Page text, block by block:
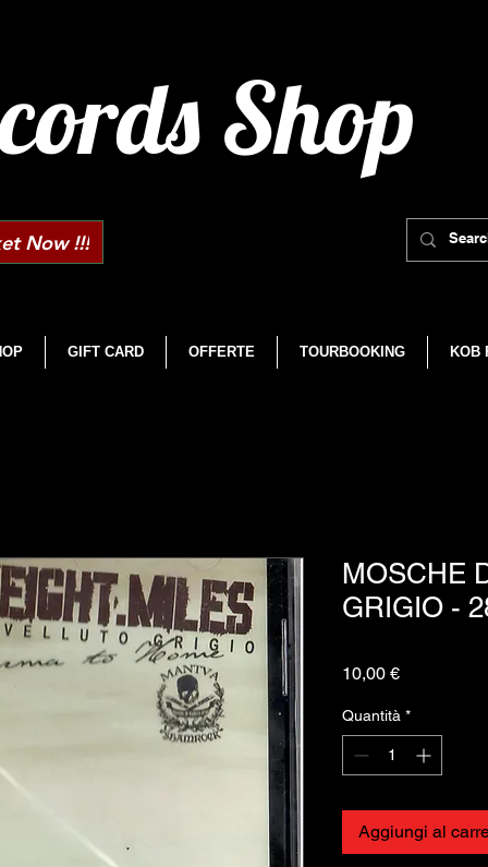
Shop
Now !!!
GIFT CARD OFFERTE TOURBOOKING KOB
MOSCHE
GRIGIO -
10,00 €Prezzo
Quantità *
Aggiungi al